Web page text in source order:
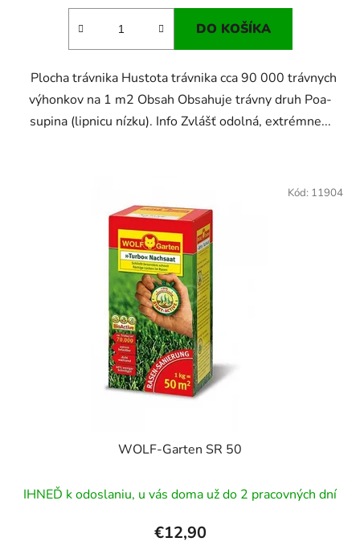
DO KOŠÍKA
Plocha trávnika Hustota trávnika cca 90 000 trávnych
výhonkov na 1 m2 Obsah Obsahuje trávny druh Poa-
supina (lipnicu nízku). Info Zvlášť odolná, extrémne...
WOLF-Garten SR 50
IHNEĎ k odoslaniu, u vás doma už do 2 pracovných dní
€12,90
Kód: 11904